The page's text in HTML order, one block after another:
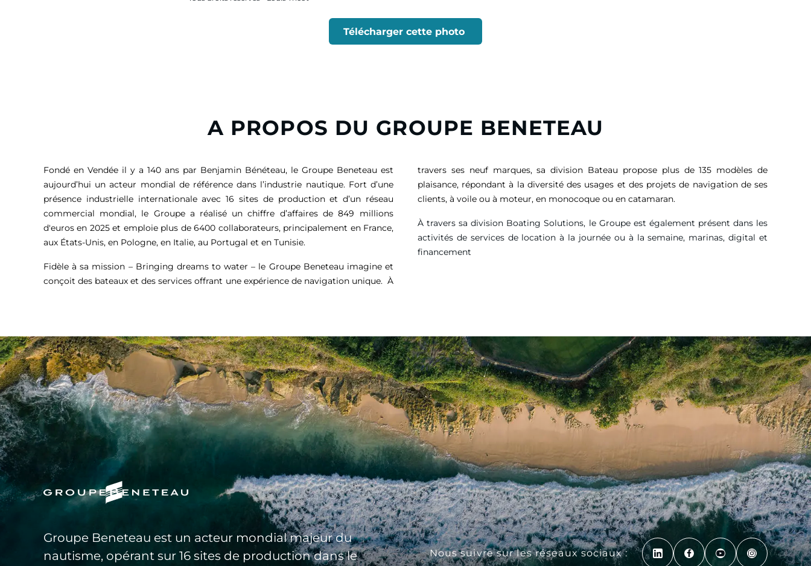
Télécharger cette photo
A PROPOS DU GROUPE BENETEAU
Fondé en Vendée il y a 140 ans par Benjamin Bénéteau, le Groupe Beneteau est
aujourd’hui un acteur mondial de référence dans l’industrie nautique. Fort d’une
présence industrielle internationale avec 16 sites de production et d’un réseau
commercial mondial, le Groupe a réalisé un chiffre d’affaires de 849 millions
d'euros en 2025 et emploie plus de 6400 collaborateurs, principalement en France,
aux États-Unis, en Pologne, en Italie, au Portugal et en Tunisie.
Fidèle à sa mission – Bringing dreams to water – le Groupe Beneteau imagine et
conçoit des bateaux et des services offrant une expérience de navigation unique. À
travers ses neuf marques, sa division Bateau propose plus de 135 modèles de
plaisance, répondant à la diversité des usages et des projets de navigation de ses
clients, à voile ou à moteur, en monocoque ou en catamaran.
À travers sa division Boating Solutions, le Groupe est également présent dans les
activités de services de location à la journée ou à la semaine, marinas, digital et
financement
Groupe Beneteau est un acteur mondial majeur du
nautisme, opérant sur 16 sites de production dans le
Nous suivre sur les réseaux sociaux :